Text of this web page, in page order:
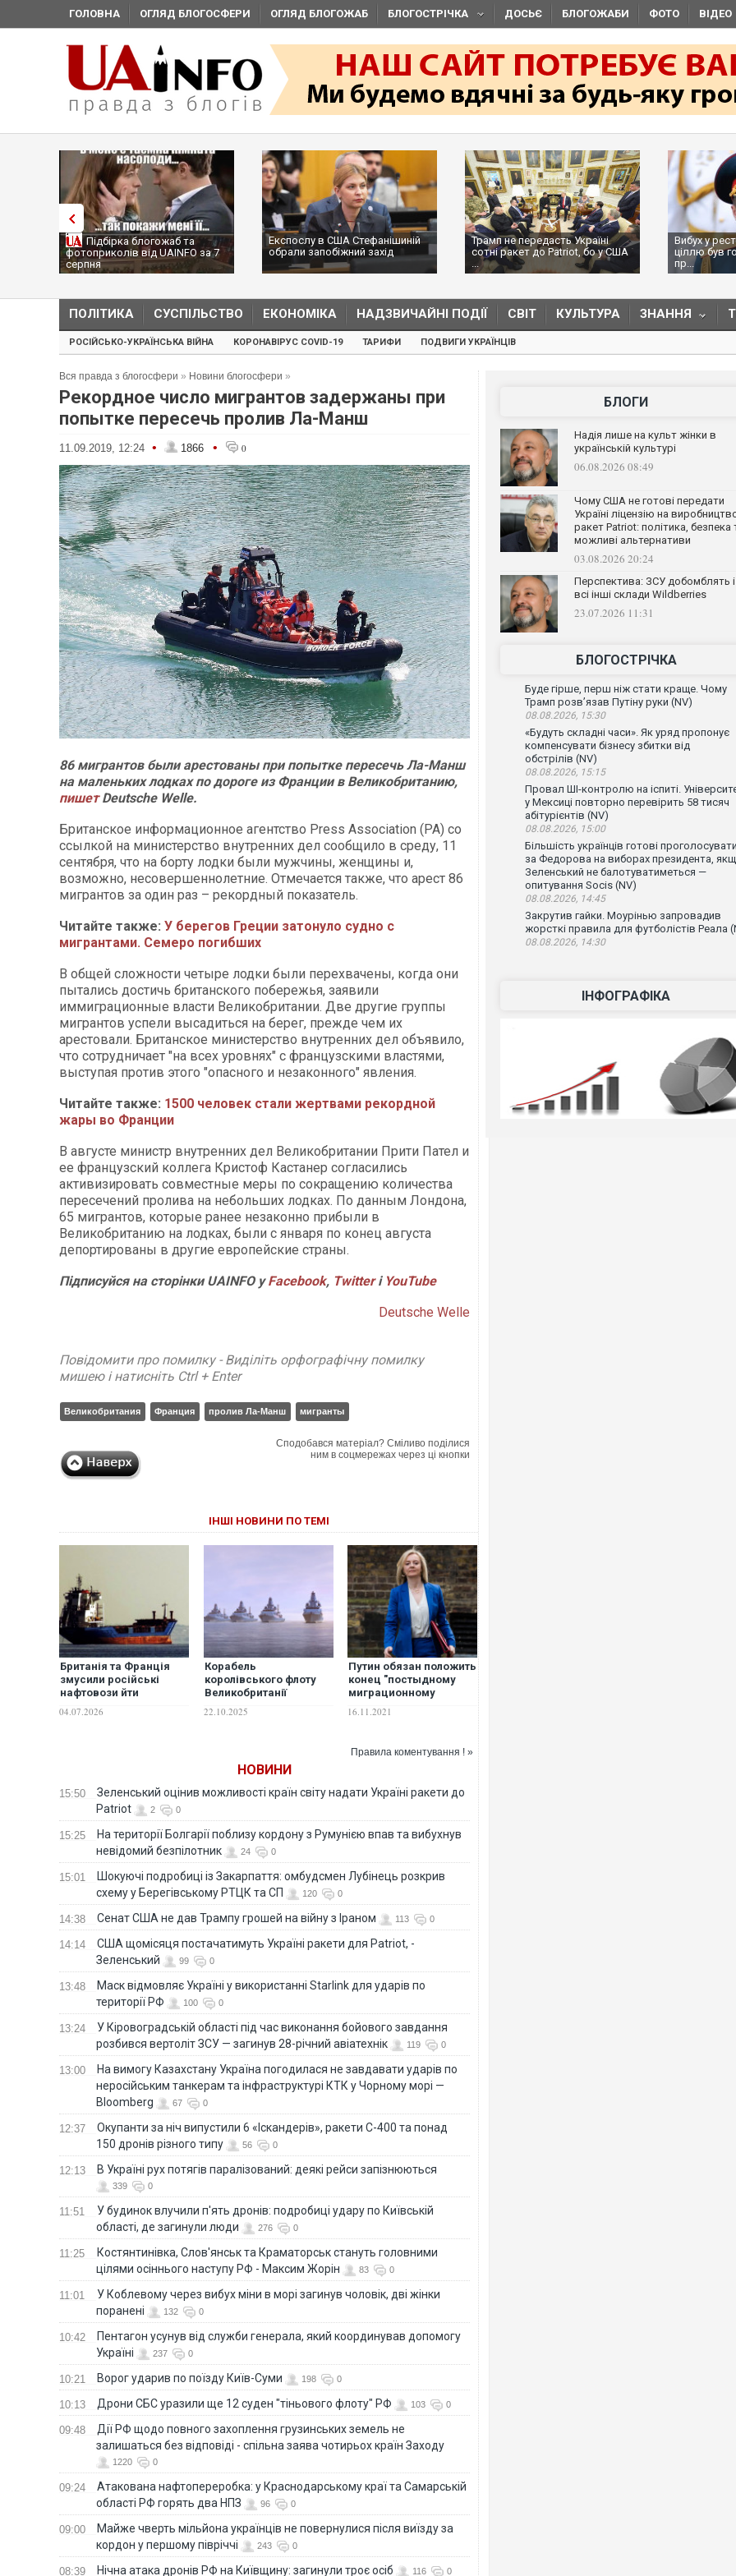
ГОЛОВНА ОГЛЯД БЛОГОСФЕРИ ОГЛЯД БЛОГОЖАБ БЛОГОСТРІЧКА ДОСЬЄ БЛОГОЖАБИ ФОТО ВІДЕО
Підбірка блогожаб та
фотоприколів від UAINFO за 7
серпня
Експослу в США Стефанішиній
обрали запобіжний захід
Трамп не передасть Україні
сотні ракет до Patriot, бо у США
...
Вибух у
ціллю був
пр...
ПОЛІТИКА СУСПІЛЬСТВО ЕКОНОМІКА НАДЗВИЧАЙНІ ПОДІЇ СВІТ КУЛЬТУРА ЗНАННЯ
РОСІЙСЬКО-УКРАЇНСЬКА ВІЙНА КОРОНАВІРУС COVID-19 ТАРИФИ ПОДВИГИ УКРАЇНЦІВ
Вся правда з блогосфери » Новини блогосфери »
Рекордное число мигрантов задержаны при
попытке пересечь пролив Ла-Манш
11.09.2019, 12:24 • 1866 • 0
86 мигрантов были арестованы при попытке пересечь Ла-Манш
на маленьких лодках по дороге из Франции в Великобританию,
пишетDeutsche Welle.
Британское информационное агентство Press Association (PA) со
ссылкой на министерство внутренних дел сообщило в среду, 11
сентября, что на борту лодки были мужчины, женщины и,
возможно, несовершеннолетние. Отмечается также, что арест 86
мигрантов за один раз – рекордный показатель.
Читайте также: У берегов Греции затонуло судно с
мигрантами. Семеро погибших
В общей сложности четыре лодки были перехвачены, когда они
пытались достичь британского побережья, заявили
иммиграционные власти Великобритании. Две другие группы
мигрантов успели высадиться на берег, прежде чем их
арестовали. Британское министерство внутренних дел объявило,
что сотрудничает "на всех уровнях" с французскими властями,
выступая против этого "опасного и незаконного" явления.
Читайте также: 1500 человек стали жертвами рекордной
жары во Франции
В августе министр внутренних дел Великобритании Прити Пател и
ее французский коллега Кристоф Кастанер согласились
активизировать совместные меры по сокращению количества
пересечений пролива на небольших лодках. По данным Лондона,
65 мигрантов, которые ранее незаконно прибыли в
Великобританию на лодках, были с января по конец августа
депортированы в другие европейские страны.
Підписуйся на сторінки UAINFO уFacebook, Twitter і YouTube
Deutsche Welle
Повідомити про помилку - Виділіть орфографічну помилку
мишею і натисніть Ctrl + Enter
Великобритания Франция пролив Ла-Манш мигранты
Сподобався матеріал? Сміливо поділися
ним в соцмережах через ці кнопки
ІНШІ НОВИНИ ПО ТЕМІ
Британія та Франція
змусили російські
нафтовози йти
обхід Ла-Маншу
04.07.2026
Корабель
королівського флоту
Великобританії
російський есмінець у
22.10.2025
Путин обязан положить
конец "постыдному
миграционному
иностранных дел
16.11.2021
Правила коментування ! »
НОВИНИ
15:50
Зеленський оцінив можливості країн світу надати Україні ракети до
Patriot
2 0
15:25
На території Болгарії поблизу кордону з Румунією впав та вибухнув
невідомий безпілотник
24 0
15:01
Шокуючі подробиці із Закарпаття: омбудсмен Лубінець розкрив
схему у Берегівському РТЦК та СП
120 0
14:38 Сенат США не дав Трампу грошей на війну з Іраном 113 0
14:14
США щомісяця постачатимуть Україні ракети для Patriot, -
Зеленський
99 0
13:48
Маск відмовляє Україні у використанні Starlink для ударів по
території РФ
100 0
13:24
У Кіровоградській області під час виконання бойового завдання
розбився вертоліт ЗСУ — загинув 28-річний авіатехнік
119 0
13:00
На вимогу Казахстану Україна погодилася не завдавати ударів по
неросійським танкерам та інфраструктурі КТК у Чорному морі —
Bloomberg
67 0
12:37
Окупанти за ніч випустили 6 «Іскандерів», ракети С-400 та понад
150 дронів різного типу
56 0
12:13 В Україні рух потягів паралізований: деякі рейси запізнюються
339 0
11:51
У будинок влучили п'ять дронів: подробиці удару по Київській
області, де загинули люди
276 0
11:25
Костянтинівка, Слов'янськ та Краматорськ стануть головними
цілями осіннього наступу РФ - Максим Жорін
83 0
11:01
У Коблевому через вибух міни в морі загинув чоловік, дві жінки
поранені
132 0
10:42
Пентагон усунув від служби генерала, який координував допомогу
Україні
237 0
10:21 Ворог ударив по поїзду Київ-Суми 198 0
10:13 Дрони СБС уразили ще 12 суден "тіньового флоту" РФ 103 0
09:48
Дії РФ щодо повного захоплення грузинських земель не
залишаться без відповіді - спільна заява чотирьох країн Заходу
1220 0
09:24
Атакована нафтопереробка: у Краснодарському краї та Самарській
області РФ горять два НПЗ
96 0
09:00
Майже чверть мільйона українців не повернулися після виїзду за
кордон у першому півріччі
243 0
08:39 Нічна атака дронів РФ на Київщину: загинули троє осіб 116 0
БЛОГИ
Надія лише на культ жінки в
українській культурі
06.08.2026 08:49
Чому США не готові передати
Україні ліцензію на
ракет Patriot: політика, безпека
можливі альтернативи
03.08.2026 20:24
Перспектива: ЗСУ добомблять і
всі інші склади Wildberries
23.07.2026 11:31
БЛОГОСТРІЧКА
Буде гірше, перш ніж стати краще. Чому
Трамп розв’язав Путіну руки (NV)
08.08.2026, 15:30
«Будуть складні часи». Як уряд пропонує
компенсувати бізнесу збитки від
обстрілів (NV)
08.08.2026, 15:15
Провал ШІ-контролю на іспиті.
у Мексиці повторно перевірить 58 тисяч
абітурієнтів (NV)
08.08.2026, 15:00
Більшість українців готові проголосувати
за Федорова на виборах президента,
Зеленський не балотуватиметься —
опитування Socis (NV)
08.08.2026, 14:45
Закрутив гайки. Моурінью запровадив
жорсткі правила для футболістів Реала
08.08.2026, 14:30
ІНФОГРАФІКА
Ворог завдав комбінованого
двоє поранених. Ще
після атаки БПЛА по ринку
Вже вивели на тести: Ferrari